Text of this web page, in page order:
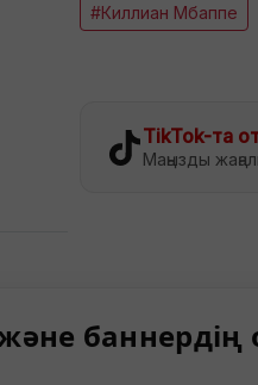
#Киллиан Мбаппе
TikTok-та
Маңызды
баннердің